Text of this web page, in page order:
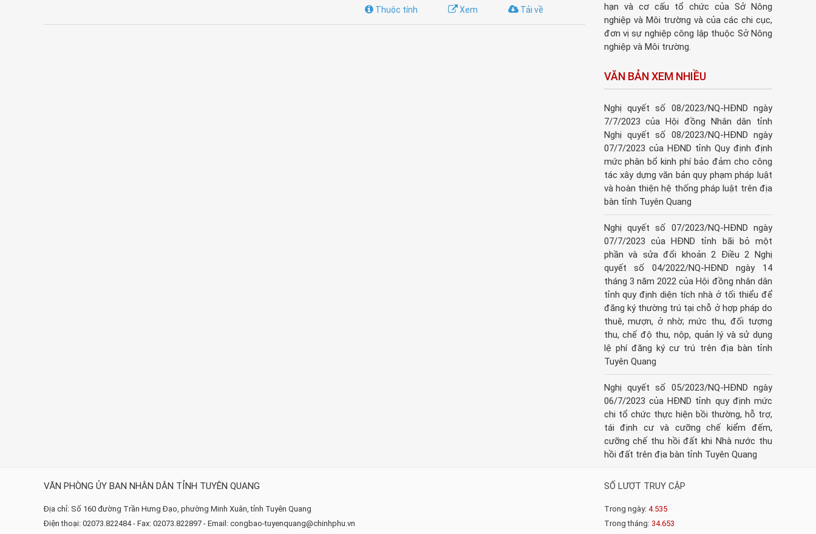
Tải về
Xem
Thuộc tính
hạn và cơ cấu tổ chức của Sở Nông
nghiệp và Môi trường và của các chi cục,
đơn vị sự nghiệp công lập thuộc Sở Nông
nghiệp và Môi trường.
VĂN BẢN XEM NHIỀU
Nghị quyết số 08/2023/NQ-HĐND ngày
7/7/2023 của Hội đồng Nhân dân tỉnh
Nghị quyết số 08/2023/NQ-HĐND ngày
07/7/2023 của HĐND tỉnh Quy định định
mức phân bổ kinh phí bảo đảm cho công
tác xây dựng văn bản quy phạm pháp luật
và hoàn thiện hệ thống pháp luật trên địa
bàn tỉnh Tuyên Quang
Nghị quyết số 07/2023/NQ-HĐND ngày
07/7/2023 của HĐND tỉnh bãi bỏ một
phần và sửa đổi khoản 2 Điều 2 Nghị
quyết số 04/2022/NQ-HĐND ngày 14
tháng 3 năm 2022 của Hội đồng nhân dân
tỉnh quy định diện tích nhà ở tối thiểu để
đăng ký thường trú tại chỗ ở hợp pháp do
thuê, mượn, ở nhờ; mức thu, đối tượng
thu, chế độ thu, nộp, quản lý và sử dụng
lệ phí đăng ký cư trú trên địa bàn tỉnh
Tuyên Quang
Nghị quyết số 05/2023/NQ-HĐND ngày
06/7/2023 của HĐND tỉnh quy định mức
chi tổ chức thực hiện bồi thường, hỗ trợ,
tái định cư và cưỡng chế kiểm đếm,
cưỡng chế thu hồi đất khi Nhà nước thu
hồi đất trên địa bàn tỉnh Tuyên Quang
VĂN PHÒNG ỦY BAN NHÂN DÂN TỈNH TUYÊN QUANG
Địa chỉ: Số 160 đường Trần Hưng Đạo, phường Minh Xuân, tỉnh Tuyên Quang
Điện thoại: 02073.822484 - Fax: 02073.822897 - Email: congbao-tuyenquang@chinhphu.vn
SỐ LƯỢT TRUY CẬP
Trong ngày: 4.535
Trong tháng: 34.653